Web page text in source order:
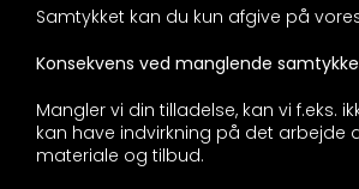
Samtykket kan du kun afgive på
Konsekvens ved manglende samtykke
Mangler vi din tilladelse, kan vi f.eks.
kan have indvirkning på det arbejde
materiale og tilbud.